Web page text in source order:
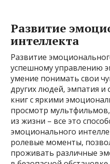
Развитие
интеллекта
Развитие
успешному управлению
умение понимать свои
других людей, эмпатия
книг с яркими
просмотр
из жизни – все это
эмоционального
ролевые моменты,
проживать различные